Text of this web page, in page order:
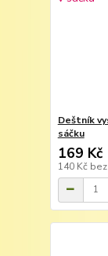
Deštník
sáčku
169 Kč
140 Kč